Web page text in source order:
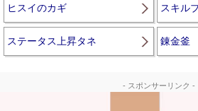
ヒスイのカギ スキル
ステータス上昇タネ 錬金釜
- スポンサーリンク -